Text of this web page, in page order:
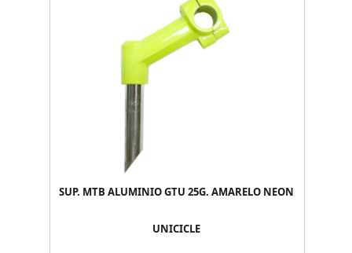
SUP. MTB ALUMINIO GTU 25G. AMARELO NEON
UNICICLE